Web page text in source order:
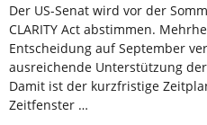
Der US-Senat wird vor der
CLARITY Act abstimmen.
Entscheidung auf September
ausreichende Unterstützung
Damit ist der kurzfristige
Zeitfenster …